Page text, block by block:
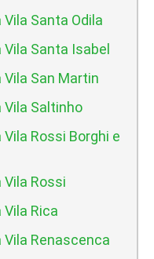
Santa Odila
Santa Isabel
San Martin
Vila Saltinho
Rossi Borghi e
Rossi
Rica
Renascenca